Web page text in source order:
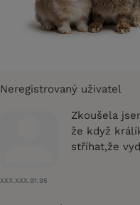
Neregistrovaný uživatel
XXX.XXX.91.95
Zkoušela
že když
stříhat,že